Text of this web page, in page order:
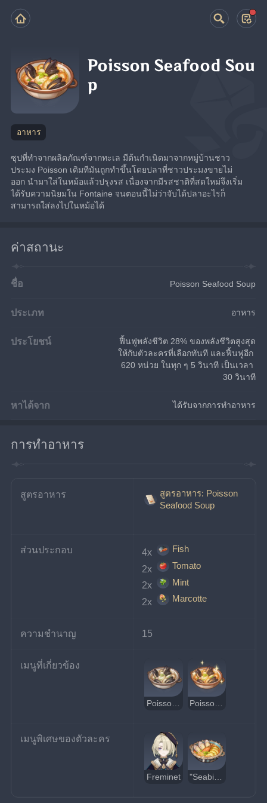
Poisson Seafood Sou
p
อาหาร
ซุปที่ทำจากผลิตภัณฑ์จากทะเล มีต้นกำเนิดมาจากหมู่บ้านชาว
ประมง Poisson เดิมทีมันถูกทำขึ้นโดยปลาที่ชาวประมงขายไม่
ออก นำมาใส่ในหม้อแล้วปรุงรส เนื่องจากมีรสชาติที่สดใหม่จึงเริ่ม
ได้รับความนิยมใน Fontaine จนตอนนี้ไม่ว่าจับได้ปลาอะไรก็
สามารถใส่ลงไปในหม้อได้
ค่าสถานะ
ชื่อ Poisson Seafood Soup
ประเภท อาหาร
ประโยชน์
ฟื้นฟูพลังชีวิต 28% ของพลังชีวิตสูงสุด
ให้กับตัวละครที่เลือกทันที และฟื้นฟูอีก
620 หน่วย ในทุก ๆ 5 วินาที เป็นเวลา
30 วินาที
หาได้จาก ได้รับจากการทำอาหาร
การทำอาหาร
สูตรอาหาร
สูตรอาหาร: Poisson
Seafood Soup
ส่วนประกอบ 4x
Fish
2x
Tomato
2x
Mint
2x
Marcotte
ความชำนาญ 15
เมนูที่เกี่ยวข้อง
เมนูพิเศษของตัวละคร
Freminet